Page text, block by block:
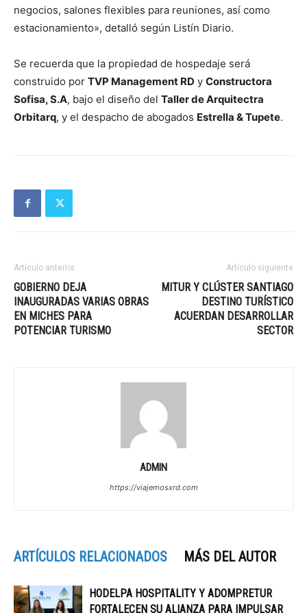
negocios, salones flexibles para reuniones, así como
estacionamiento», detalló según Listín Diario.
Se recuerda que la propiedad de hospedaje será
construido por TVP Management RD y Constructora
Sofisa, S.A, bajo el diseño del Taller de Arquitectra
Orbitarq, y el despacho de abogados Estrella & Tupete.
Artículo anterior
GOBIERNO DEJA
INAUGURADAS VARIAS OBRAS
EN MICHES PARA
POTENCIAR TURISMO
Artículo siguiente
MITUR Y CLÚSTER SANTIAGO
DESTINO TURÍSTICO
ACUERDAN DESARROLLAR
SECTOR
ADMIN
https://viajemosxrd.com
ARTÍCULOS RELACIONADOS MÁS DEL AUTOR
HODELPA HOSPITALITY Y ADOMPRETUR
FORTALECEN SU ALIANZA PARA IMPULSAR